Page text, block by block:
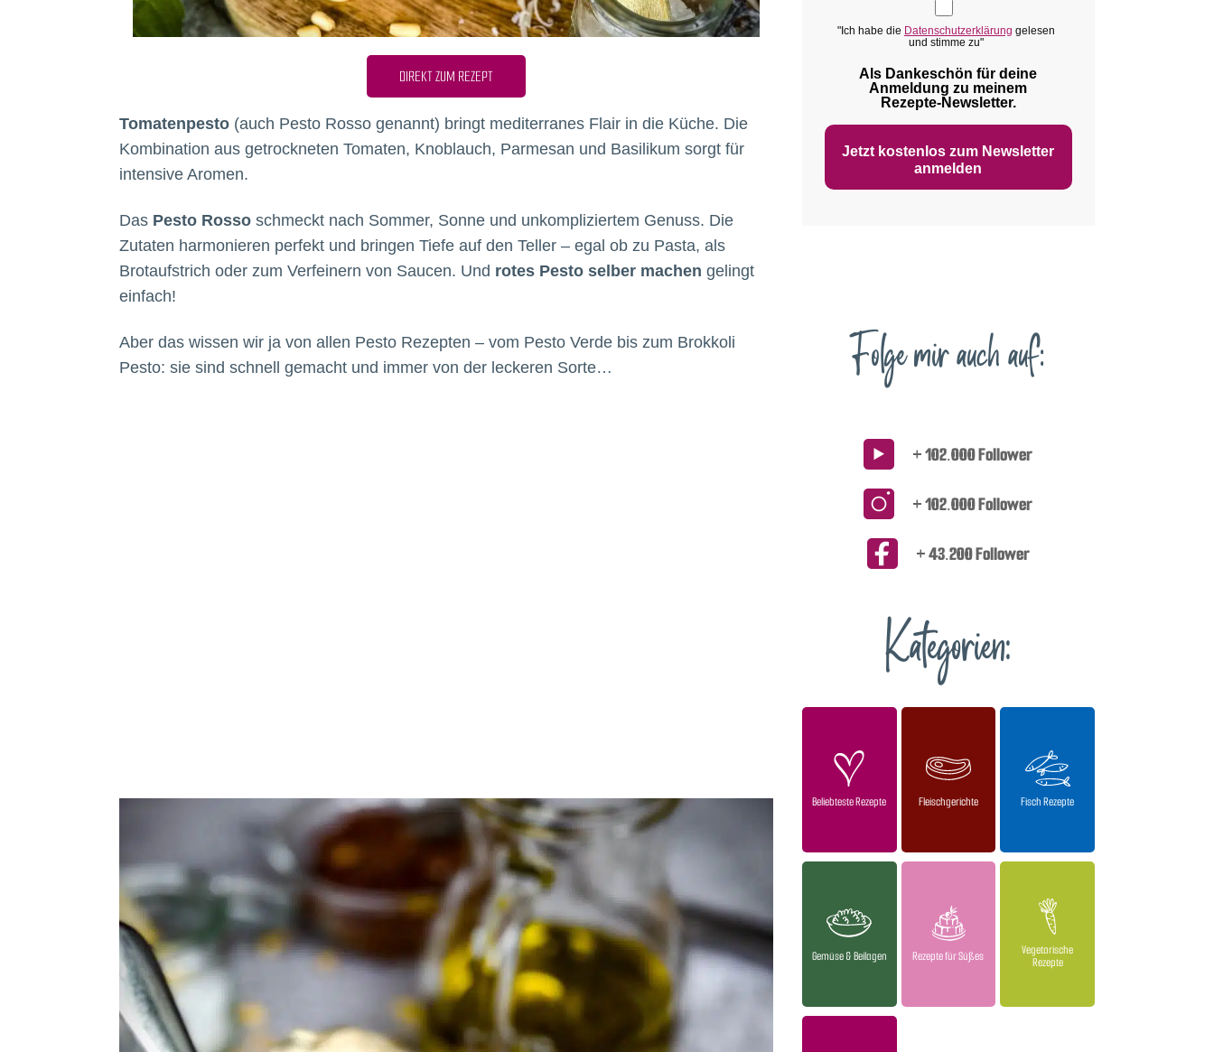
DIREKT ZUM REZEPT
Tomatenpesto (auch Pesto Rosso genannt) bringt mediterranes Flair in die Küche. Die
Kombination aus getrockneten Tomaten, Knoblauch, Parmesan und Basilikum sorgt für
intensive Aromen.
Das Pesto Rosso schmeckt nach Sommer, Sonne und unkompliziertem Genuss. Die
Zutaten harmonieren perfekt und bringen Tiefe auf den Teller – egal ob zu Pasta, als
Brotaufstrich oder zum Verfeinern von Saucen. Und rotes Pesto selber machen gelingt
einfach!
Aber das wissen wir ja von allen Pesto Rezepten – vom Pesto Verde bis zum Brokkoli
Pesto: sie sind schnell gemacht und immer von der leckeren Sorte…
"Ich habe die Datenschutzerklärung gelesen
und stimme zu"
Als Dankeschön für deine
Anmeldung zu meinem
Rezepte‑Newsletter.
Jetzt kostenlos zum Newsletter
anmelden
Folge mir auch auf:
+ 102.000 Follower
+ 102.000 Follower
+ 43.200 Follower
Kategorien:
Beliebteste Rezepte Fleischgerichte Fisch Rezepte
Gemüse & Beilagen Rezepte für Süßes
Vegetarische
Rezepte